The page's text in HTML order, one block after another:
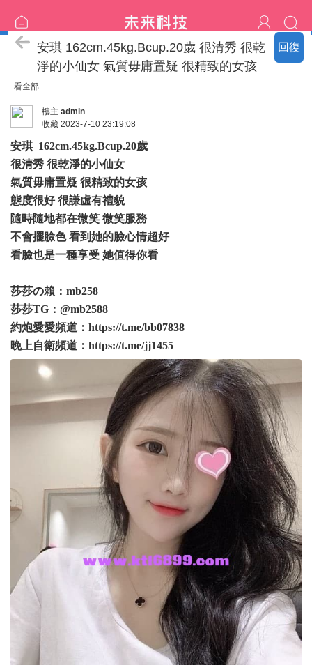
回復
臺中の名單
安琪 162cm.45kg.Bcup.20歲 很清秀 很乾
淨的小仙女 氣質毋庸置疑 很精致的女孩
看全部
樓主 admin
收藏 2023-7-10 23:19:08
安琪 162cm.45kg.Bcup.20歲
很清秀 很乾淨的小仙女
氣質毋庸置疑 很精致的女孩
態度很好 很謙虛有禮貌
隨時隨地都在微笑 微笑服務
不會擺臉色 看到她的臉心情超好
看臉也是一種享受 她值得你看
莎莎の賴：mb258
莎莎TG：@mb2588
約炮愛愛頻道： https://t.me/bb07838
晚上自衛頻道： https://t.me/jj1455